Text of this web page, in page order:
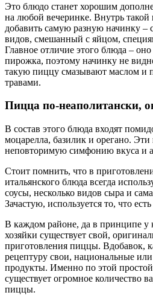
Это блюдо станет хорошим
на любой вечеринке. Внутрь
добавить самую разную начинку –
видов, смешанный с яйцом,
Главное отличие этого блюда –
пирожка, поэтому начинку не
такую пиццу смазывают маслом и
травами.
Пицца по-неаполитански,
В состав этого блюда входят
моцарелла, базилик и орегано.
неповторимую симфонию вкуса и
Стоит помнить, что в
итальянского блюда всегда
соусы, несколько видов сыра и
Зачастую, используется то, что
В каждом районе, да в принципе у
хозяйки существует свой,
приготовления пиццы. Вдобавок,
рецептуру свои, национальные
продукты. Именно по этой
существует огромное количество
пиццы.